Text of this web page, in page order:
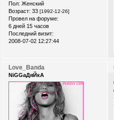
Пол: Женский
Возраст: 33 [1992-12-26]
Провел на форуме:
6 дней 15 часов
Последний визит:
2008-07-02 12:27:44
Love_Banda
NiGGaДяЙкА